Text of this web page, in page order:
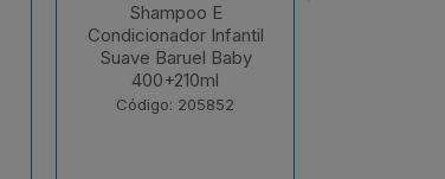
Shampoo E
Condicionador Infantil
Sono Tranquilo 400ml
+ 210m...
Código: 205851